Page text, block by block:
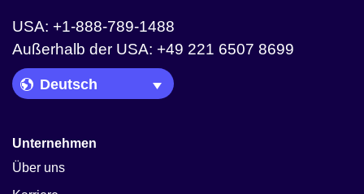
USA: +1-888-789-1488
Außerhalb der USA: +49 221 6507 8699
Language Picker
Unternehmen
Über uns